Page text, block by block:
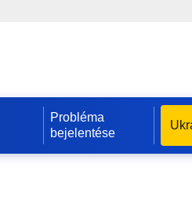
Probléma
bejelentése